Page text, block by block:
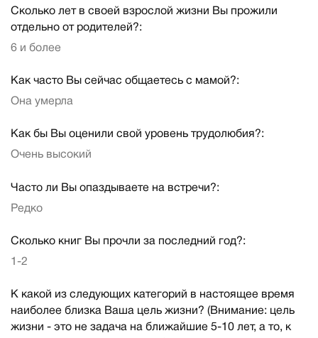
Сколько лет в своей взрослой жизни Вы прожили
отдельно от родителей?:
6 и более
Как часто Вы сейчас общаетесь с мамой?:
Она умерла
Как бы Вы оценили свой уровень трудолюбия?:
Очень высокий
Часто ли Вы опаздываете на встречи?:
Редко
Сколько книг Вы прочли за последний год?:
1-2
К какой из следующих категорий в настоящее время
наиболее близка Ваша цель жизни? (Внимание: цель
жизни - это не задача на ближайшие 5-10 лет, а то, к